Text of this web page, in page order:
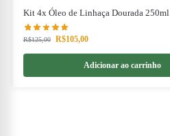
Kit 4x Óleo de Linhaça Dourada 250ml
R$125,00 R$105,00
Adicionar ao carrinho